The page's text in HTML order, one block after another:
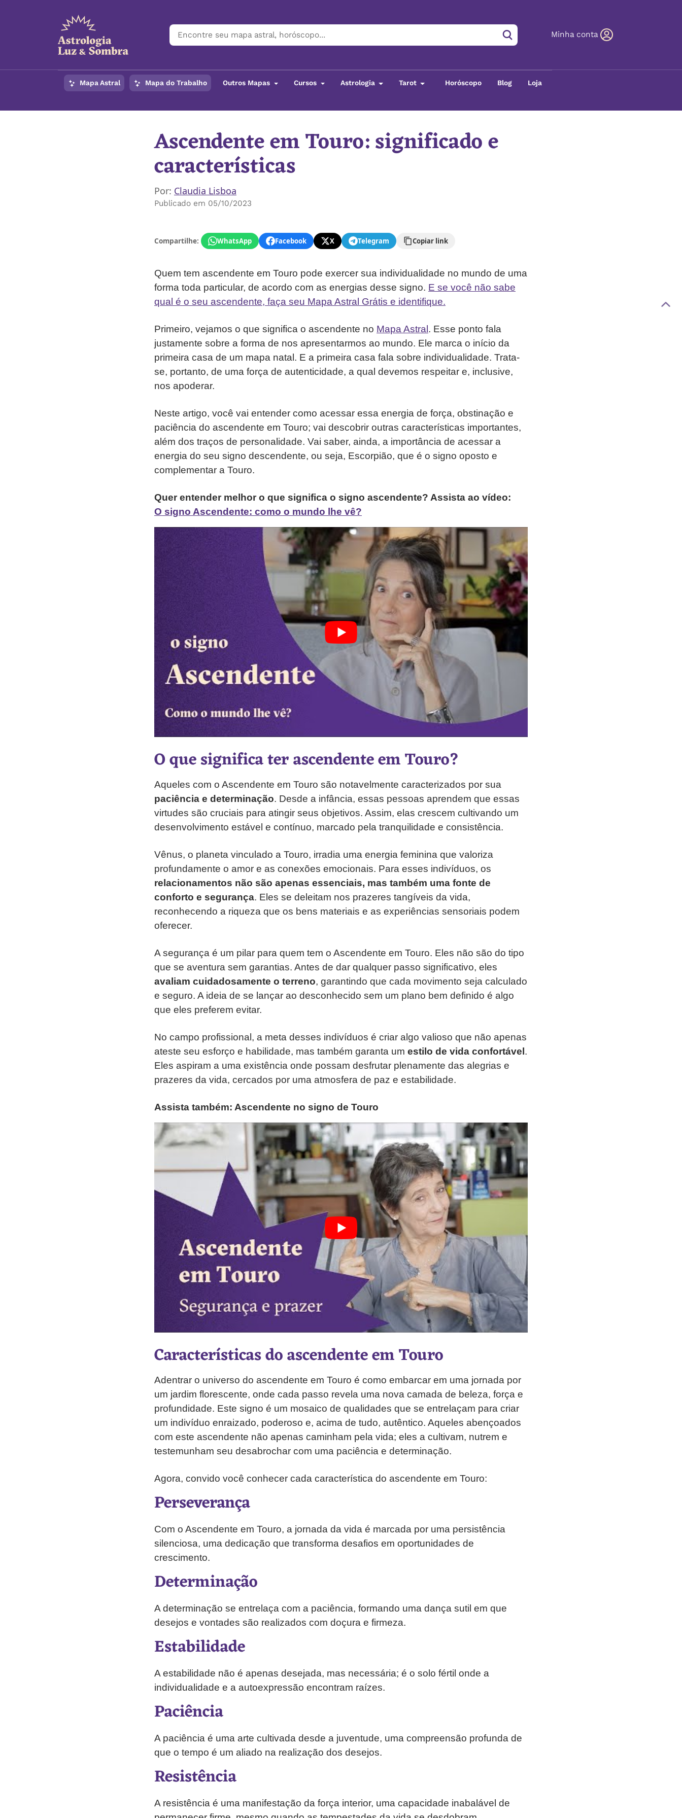
Minha conta
Mapa Astral Mapa do Trabalho Outros Mapas Cursos Astrologia Tarot Horóscopo Blog Loja
Ascendente em Touro: significado e
características
Por: Claudia Lisboa
Publicado em 05/10/2023
Compartilhe: WhatsApp Facebook X Telegram Copiar link
Quem tem ascendente em Touro pode exercer sua individualidade no mundo de uma
forma toda particular, de acordo com as energias desse signo. E se você não sabe
qual é o seu ascendente, faça seu Mapa Astral Grátis e identifique.
Primeiro, vejamos o que significa o ascendente no Mapa Astral . Esse ponto fala
justamente sobre a forma de nos apresentarmos ao mundo. Ele marca o início da
primeira casa de um mapa natal. E a primeira casa fala sobre individualidade. Trata-
se, portanto, de uma força de autenticidade, a qual devemos respeitar e, inclusive,
nos apoderar.
Neste artigo, você vai entender como acessar essa energia de força, obstinação e
paciência do ascendente em Touro; vai descobrir outras características importantes,
além dos traços de personalidade. Vai saber, ainda, a importância de acessar a
energia do seu signo descendente, ou seja, Escorpião, que é o signo oposto e
complementar a Touro.
Quer entender melhor o que significa o signo ascendente? Assista ao vídeo:
O signo Ascendente: como o mundo lhe vê?
O que significa ter ascendente em Touro?
Aqueles com o Ascendente em Touro são notavelmente caracterizados por sua
paciência e determinação. Desde a infância, essas pessoas aprendem que essas
virtudes são cruciais para atingir seus objetivos. Assim, elas crescem cultivando um
desenvolvimento estável e contínuo, marcado pela tranquilidade e consistência.
Vênus, o planeta vinculado a Touro, irradia uma energia feminina que valoriza
profundamente o amor e as conexões emocionais. Para esses indivíduos, os
relacionamentos não são apenas essenciais, mas também uma fonte de
conforto e segurança. Eles se deleitam nos prazeres tangíveis da vida,
reconhecendo a riqueza que os bens materiais e as experiências sensoriais podem
oferecer.
A segurança é um pilar para quem tem o Ascendente em Touro. Eles não são do tipo
que se aventura sem garantias. Antes de dar qualquer passo significativo, eles
avaliam cuidadosamente o terreno, garantindo que cada movimento seja calculado
e seguro. A ideia de se lançar ao desconhecido sem um plano bem definido é algo
que eles preferem evitar.
No campo profissional, a meta desses indivíduos é criar algo valioso que não apenas
ateste seu esforço e habilidade, mas também garanta um estilo de vida confortável.
Eles aspiram a uma existência onde possam desfrutar plenamente das alegrias e
prazeres da vida, cercados por uma atmosfera de paz e estabilidade.
Assista também: Ascendente no signo de Touro
Características do ascendente em Touro
Adentrar o universo do ascendente em Touro é como embarcar em uma jornada por
um jardim florescente, onde cada passo revela uma nova camada de beleza, força e
profundidade. Este signo é um mosaico de qualidades que se entrelaçam para criar
um indivíduo enraizado, poderoso e, acima de tudo, autêntico. Aqueles abençoados
com este ascendente não apenas caminham pela vida; eles a cultivam, nutrem e
testemunham seu desabrochar com uma paciência e determinação.
Agora, convido você conhecer cada característica do ascendente em Touro:
Perseverança
Com o Ascendente em Touro, a jornada da vida é marcada por uma persistência
silenciosa, uma dedicação que transforma desafios em oportunidades de
crescimento.
Determinação
A determinação se entrelaça com a paciência, formando uma dança sutil em que
desejos e vontades são realizados com doçura e firmeza.
Estabilidade
A estabilidade não é apenas desejada, mas necessária; é o solo fértil onde a
individualidade e a autoexpressão encontram raízes.
Paciência
A paciência é uma arte cultivada desde a juventude, uma compreensão profunda de
que o tempo é um aliado na realização dos desejos.
Resistência
A resistência é uma manifestação da força interior, uma capacidade inabalável de